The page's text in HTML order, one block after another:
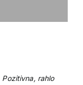
Pozitivna, rahlo